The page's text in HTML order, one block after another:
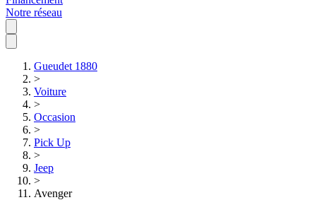
Notre réseau
Gueudet 1880
>
Voiture
>
Occasion
>
Pick Up
>
Jeep
>
Avenger